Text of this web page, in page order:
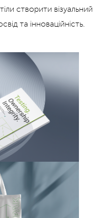
створити візуальний
та інноваційність.